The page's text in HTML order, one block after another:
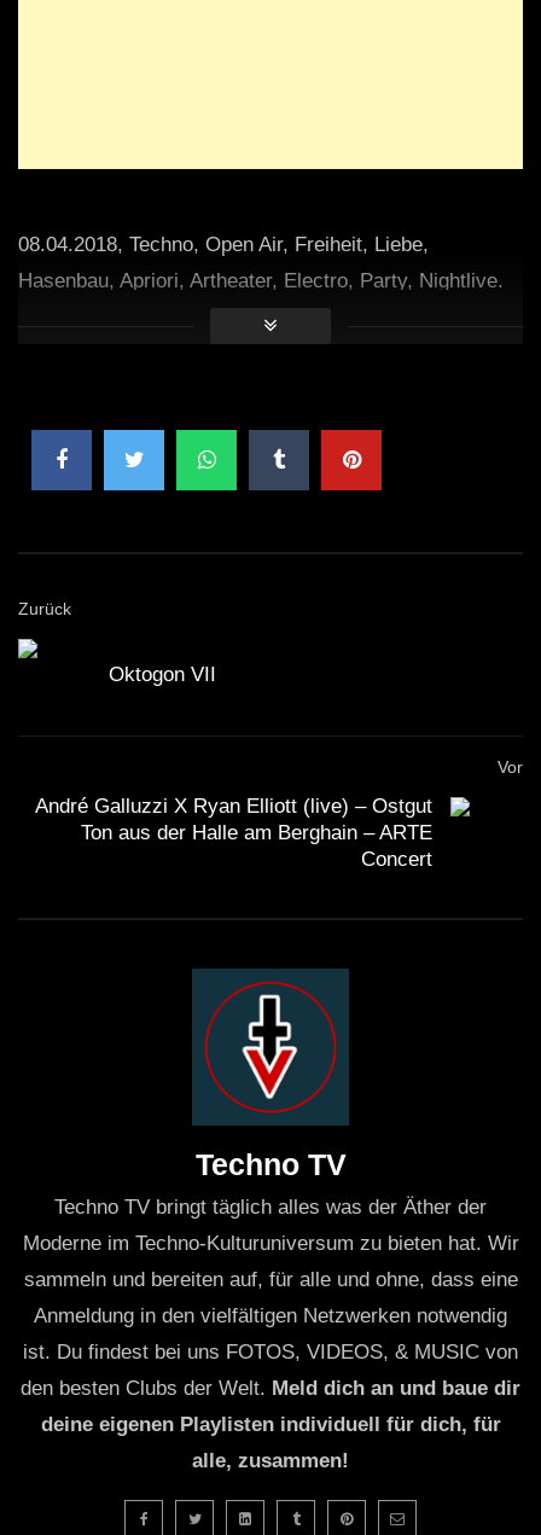
08.04.2018, Techno, Open Air, Freiheit, Liebe,
Hasenbau, Apriori, Artheater, Electro, Party, Nightlive.
Zurück
Oktogon VII
Vor
André Galluzzi X Ryan Elliott (live) – Ostgut
Ton aus der Halle am Berghain – ARTE
Concert
Techno TV
Techno TV bringt täglich alles was der Äther der
Moderne im Techno-Kulturuniversum zu bieten hat. Wir
sammeln und bereiten auf, für alle und ohne, dass eine
Anmeldung in den vielfältigen Netzwerken notwendig
ist. Du findest bei uns FOTOS, VIDEOS, & MUSIC von
den besten Clubs der Welt. Meld dich an und baue dir
deine eigenen Playlisten individuell für dich, für
alle, zusammen!